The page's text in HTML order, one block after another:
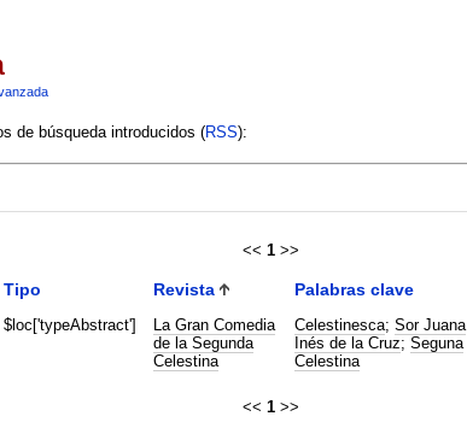
de búsqueda introducidos (RSS):
<< 1 >>
Tipo Revista Palabras clave
$loc['typeAbstract']
La Gran Comedia
de la Segunda
Celestina
Celestinesca; Sor Juana
Inés de la Cruz; Seguna
Celestina
<< 1 >>